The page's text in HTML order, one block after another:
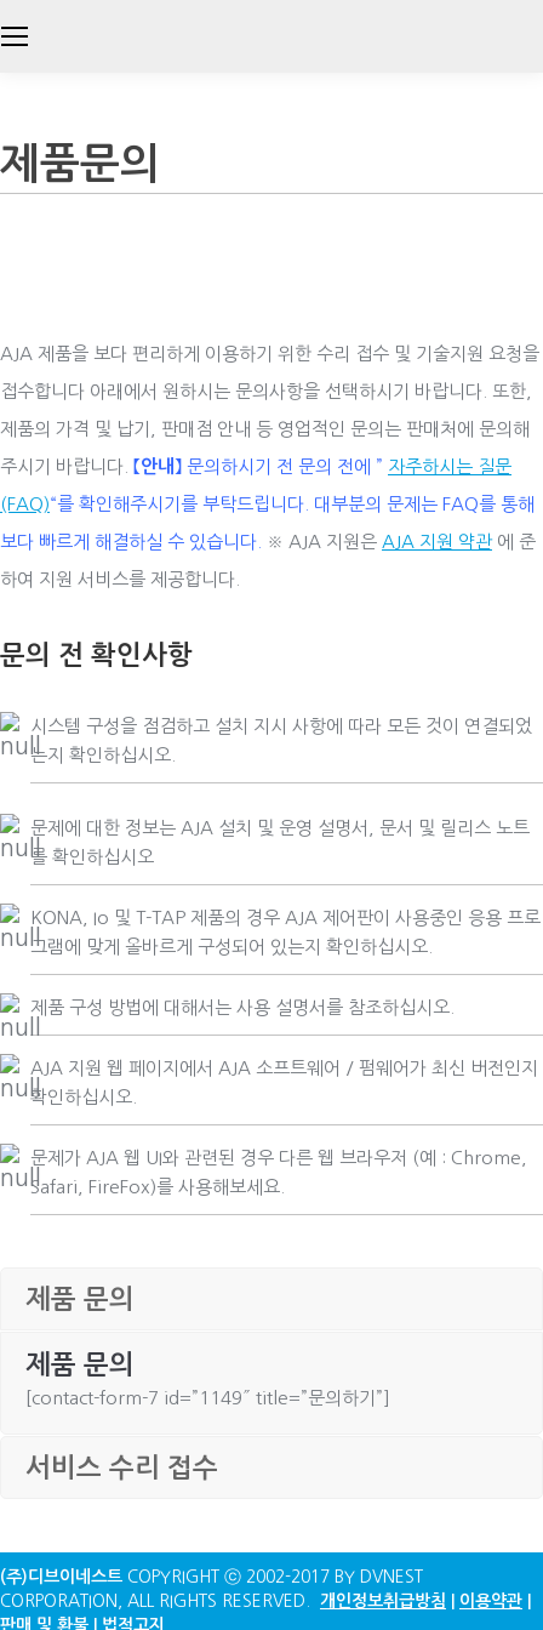
제품문의
AJA 제품을 보다 편리하게 이용하기 위한 수리 접수 및 기술지원 요청을
접수합니다 아래에서 원하시는 문의사항을 선택하시기 바랍니다. 또한,
제품의 가격 및 납기, 판매점 안내 등 영업적인 문의는 판매처에 문의해
주시기 바랍니다. 【안내】 문의하시기 전 문의 전에 ” 자주하시는 질문
(FAQ)“를 확인해주시기를 부탁드립니다. 대부분의 문제는 FAQ를 통해
보다 빠르게 해결하실 수 있습니다. ※ AJA 지원은 AJA 지원 약관에 준
하여 지원 서비스를 제공합니다.
문의 전 확인사항
시스템 구성을 점검하고 설치 지시 사항에 따라 모든 것이 연결되었
는지 확인하십시오.
문제에 대한 정보는 AJA 설치 및 운영 설명서, 문서 및 릴리스 노트
를 확인하십시오
KONA, Io 및 T-TAP 제품의 경우 AJA 제어판이 사용중인 응용 프로
그램에 맞게 올바르게 구성되어 있는지 확인하십시오.
제품 구성 방법에 대해서는 사용 설명서를 참조하십시오.
AJA 지원 웹 페이지에서 AJA 소프트웨어 / 펌웨어가 최신 버전인지
확인하십시오.
문제가 AJA 웹 UI와 관련된 경우 다른 웹 브라우저 (예 : Chrome,
Safari, FireFox)를 사용해보세요.
제품 문의
제품 문의
[contact-form-7 id=”1149″ title=”문의하기”]
서비스 수리 접수
(주)디브이네스트 COPYRIGHT ⓒ 2002-2017 BY DVNEST
CORPORATION, ALL RIGHTS RESERVED. 개인정보취급방침 이용약관
판매 및 환불 | 법적고지